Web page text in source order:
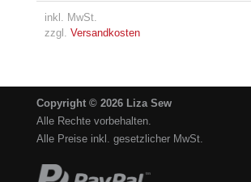
inkl. MwSt.
zzgl. Versandkosten
Copyright © 2026 Liza Sew
Alle Rechte vorbehalten.
Alle Preise inkl. gesetzlicher MwSt.